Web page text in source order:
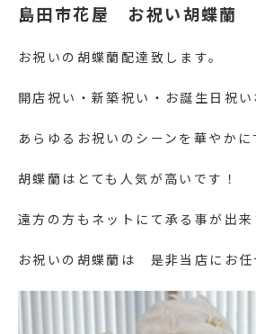
島田市花屋 お祝い胡蝶蘭
お祝いの胡蝶蘭配達致します。
開店祝い・新築祝い・お誕生日祝
あらゆるお祝いのシーンを華やかに
胡蝶蘭はとても人気が高いです！
遠方の方もネットにて承る事が出来
お祝いの胡蝶蘭は 是非当店にお任